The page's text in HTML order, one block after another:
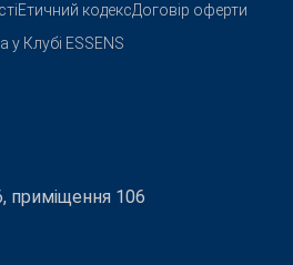
Етичний кодексДоговір оферти
у Клубі ESSENS
приміщення 106